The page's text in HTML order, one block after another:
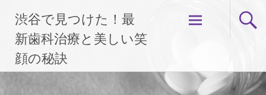
渋谷で見つけた！最
新歯科治療と美しい笑
顔の秘訣